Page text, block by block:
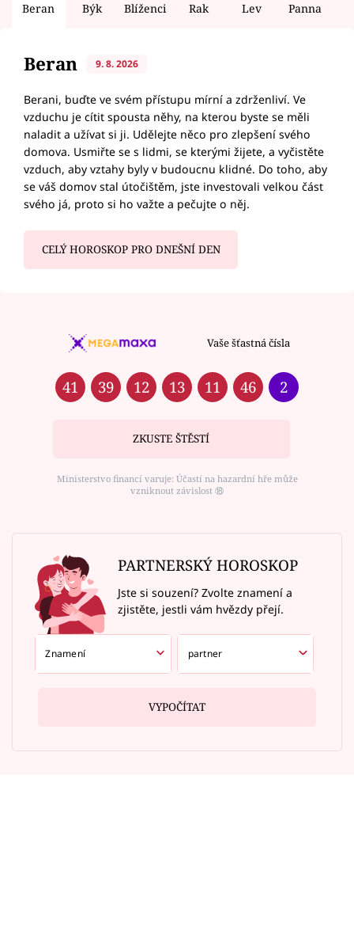
Beran Býk Blíženci Rak Lev Panna
Beran 9. 8. 2026
Berani, buďte ve svém přístupu mírní a zdrženliví. Ve
vzduchu je cítit spousta něhy, na kterou byste se měli
naladit a užívat si ji. Udělejte něco pro zlepšení svého
domova. Usmiřte se s lidmi, se kterými žijete, a vyčistěte
vzduch, aby vztahy byly v budoucnu klidné. Do toho, aby
se váš domov stal útočištěm, jste investovali velkou část
svého já, proto si ho važte a pečujte o něj.
CELÝ HOROSKOP PRO DNEŠNÍ DEN
Vaše šťastná čísla
41 39 12 13 11 46 2
ZKUSTE ŠTĚSTÍ
Ministerstvo financí varuje: Účastí na hazardní hře může
vzniknout závislost ⑱
PARTNERSKÝ HOROSKOP
Jste si souzení? Zvolte znamení a
zjistěte, jestli vám hvězdy přejí.
VYPOČÍTAT